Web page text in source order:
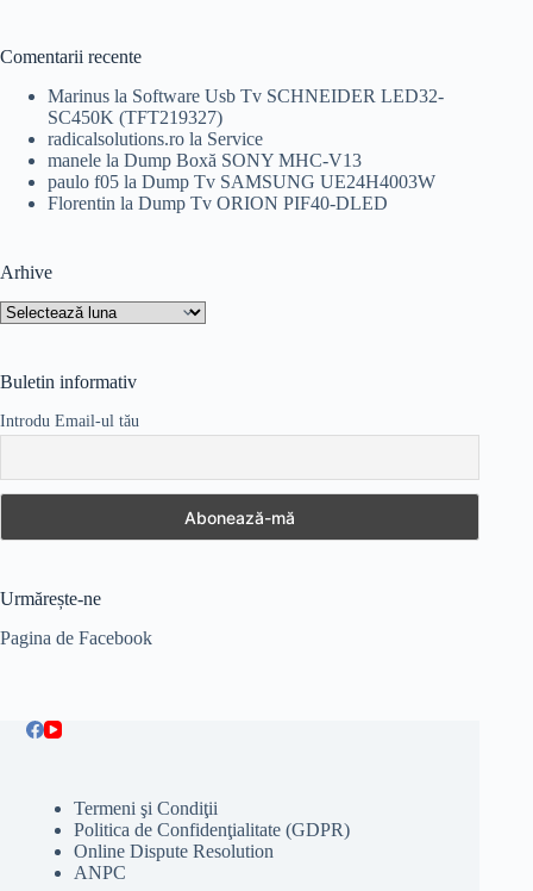
Comentarii recente
Marinus la Software Usb Tv SCHNEIDER LED32-
SC450K (TFT219327)
radicalsolutions.ro la Service
manele la Dump Boxă SONY MHC-V13
paulo f05 la Dump Tv SAMSUNG UE24H4003W
Florentin la Dump Tv ORION PIF40-DLED
Arhive
Arhive
Buletin informativ
Introdu Email-ul tău
Urmărește-ne
Pagina de Facebook
Termeni şi Condiţii
Politica de Confidenţialitate (GDPR)
Online Dispute Resolution
ANPC